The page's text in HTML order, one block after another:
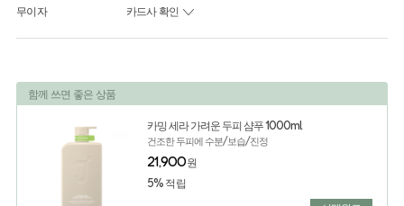
무이자
카드사 확인
함께 쓰면 좋은 상품
카밍 세라 가려운 두피 샴푸 1000ml
건조한 두피에 수분/보습/진정
21,900원
5% 적립